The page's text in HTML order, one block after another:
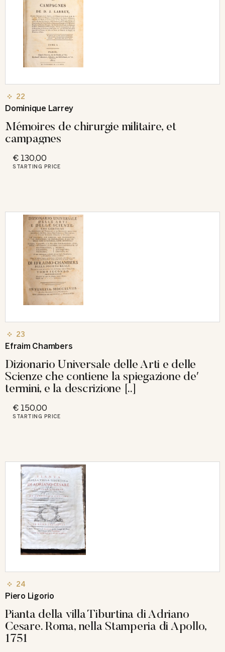
22
Dominique Larrey
Mémoires de chirurgie militaire, et
campagnes
€ 130,00
STARTING PRICE
23
Efraim Chambers
Dizionario Universale delle Arti e delle
Scienze che contiene la spiegazione deʹ
termini, e la descrizione [..]
€ 150,00
STARTING PRICE
24
Piero Ligorio
Pianta della villa Tiburtina di Adriano
Cesare. Roma, nella Stamperia di Apollo,
1751